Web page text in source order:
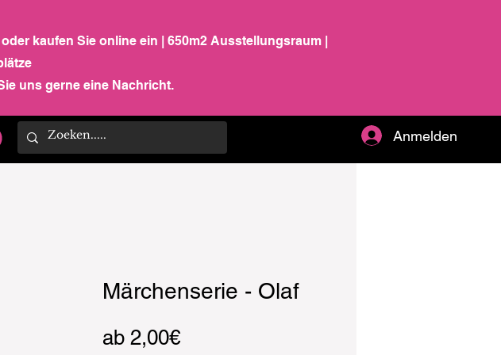
Anmelden
kaufen Sie online ein | 650m2 Ausstellungsraum |
uns gerne eine Nachricht.
Märchenserie - Olaf
ab 2,00€Sale-